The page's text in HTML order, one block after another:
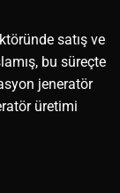
satış ve
bu süreçte
jeneratör
üretimi